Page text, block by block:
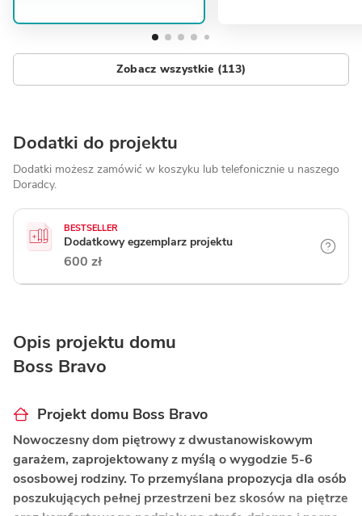
Zobacz wszystkie (113)
Dodatki do projektu
Dodatki możesz zamówić w koszyku lub telefonicznie u naszego
Doradcy.
BESTSELLER
Dodatkowy egzemplarz projektu
600 zł
Opis projektu domu
Boss Bravo
Projekt domu Boss Bravo
Nowoczesny dom piętrowy z dwustanowiskowym
garażem, zaprojektowany z myślą o wygodzie 5-6
ososbowej rodziny. To przemyślana propozycja dla osób
poszukujących pełnej przestrzeni bez skosów na piętrze